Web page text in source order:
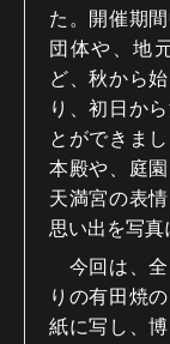
た。開催期
団体や、地
ど、秋から
り、初日か
とができま
本殿や、庭
天満宮の表
思い出を写真
今回は、全
りの有田焼
紙に写し、